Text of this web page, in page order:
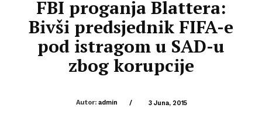
FBI proganja Blattera:
Bivši predsjednik FIFA-e
pod istragom u SAD-u
zbog korupcije
Autor: admin / 3 Juna, 2015